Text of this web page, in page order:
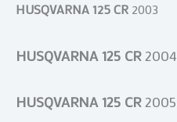
HUSQVARNA 125 CR 2003
HUSQVARNA 125 CR2004
HUSQVARNA 125 CR2005